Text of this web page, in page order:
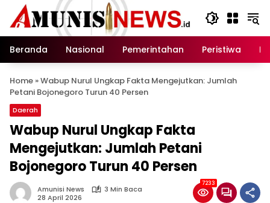
Langsung
konten
Beranda
Nasional Pemerintahan Peristiwa
Home »Wabup Nurul Ungkap Fakta Mengejutkan: Jumlah
Petani Bojonegoro Turun 40 Persen
Daerah
Wabup Nurul Ungkap Fakta
Mengejutkan: Jumlah Petani
Bojonegoro Turun 40 Persen
Amunisi News
3 Min Baca
28 April 2026
7233